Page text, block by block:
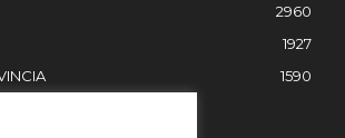
2960
1927
1590